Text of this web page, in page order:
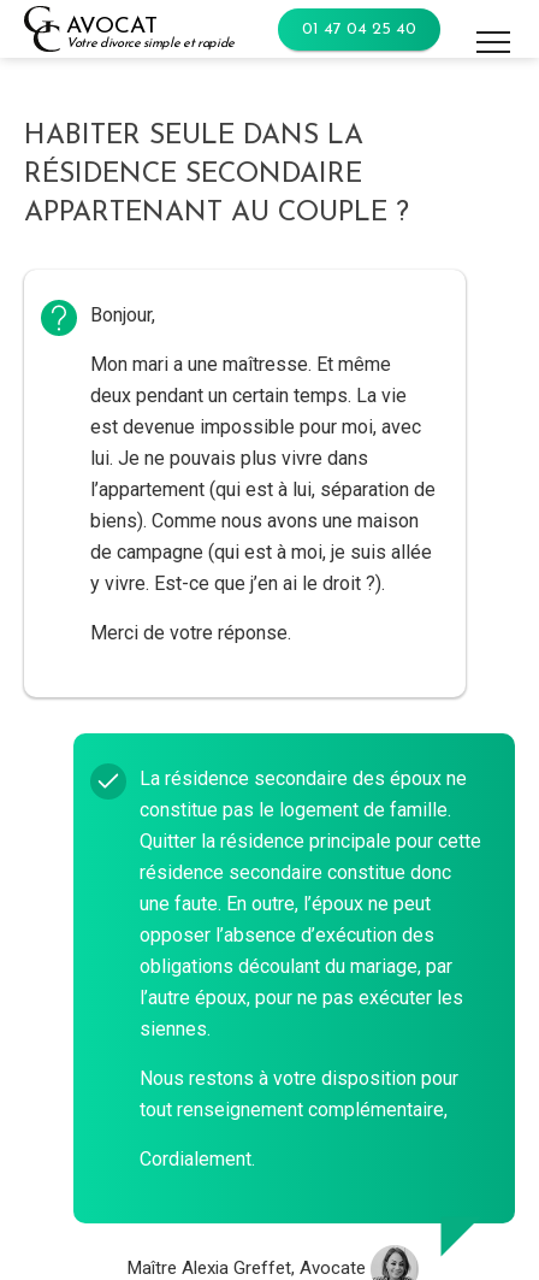
Skip
AVOCAT
Votre divorce simple et rapide
01 47 04 25 40
HABITER SEULE DANS LA
RÉSIDENCE SECONDAIRE
APPARTENANT AU COUPLE ?
Bonjour,
Mon mari a une maîtresse. Et même
deux pendant un certain temps. La vie
est devenue impossible pour moi, avec
lui. Je ne pouvais plus vivre dans
l’appartement (qui est à lui, séparation de
biens). Comme nous avons une maison
de campagne (qui est à moi, je suis allée
y vivre. Est-ce que j’en ai le droit ?).
Merci de votre réponse.
La résidence secondaire des époux ne
constitue pas le logement de famille.
Quitter la résidence principale pour cette
résidence secondaire constitue donc
une faute. En outre, l’époux ne peut
opposer l’absence d’exécution des
obligations découlant du mariage, par
l’autre époux, pour ne pas exécuter les
siennes.
Nous restons à votre disposition pour
tout renseignement complémentaire,
Cordialement.
Maître Alexia Greffet, Avocate